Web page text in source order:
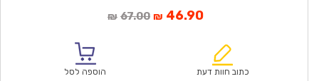
₪ 67.00המחיר
₪67.00.
₪ 46.90המחיר
הוא:
כתוב חוות דעת הוספה לסל